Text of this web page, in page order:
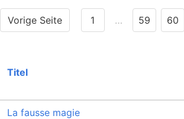
Vorige Seite 1 … 59 60
Titel
La fausse magie